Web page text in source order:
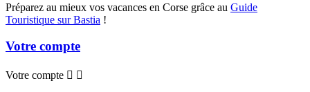
Préparez au mieux vos vacances en Corse grâce au Guide
Touristique sur Bastia !
Votre compte
Votre compte  